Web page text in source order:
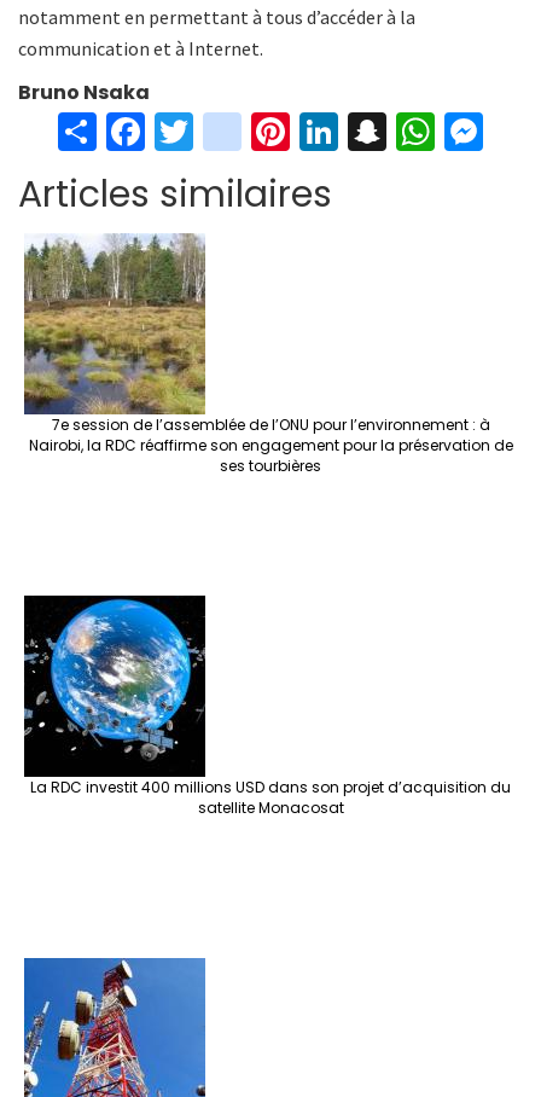
notamment en permettant à tous d’accéder à la
communication et à Internet.
Bruno Nsaka
S
h
ar
e
Fa
ce
b
o
o
k
T
wi
tt
er
in
st
ag
Pi
er
Li S W
Articles similaires
7e session de l’assemblée de l’ONU pour l’environnement : à
Nairobi, la RDC réaffirme son engagement pour la préservation de
ses tourbières
La RDC investit 400 millions USD dans son projet d’acquisition du
satellite Monacosat